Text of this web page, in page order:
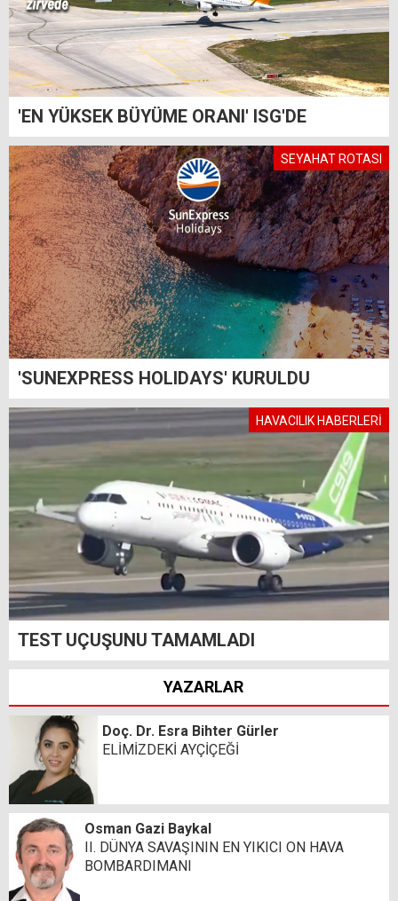
'EN YÜKSEK BÜYÜME ORANI' ISG'DE
SEYAHAT ROTASI
'SUNEXPRESS HOLIDAYS' KURULDU
HAVACILIK HABERLERİ
TEST UÇUŞUNU TAMAMLADI
YAZARLAR
Doç. Dr. Esra Bihter Gürler
ELİMİZDEKİ AYÇİÇEĞİ
Osman Gazi Baykal
II. DÜNYA SAVAŞININ EN YIKICI ON HAVA
BOMBARDIMANI